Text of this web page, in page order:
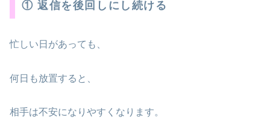
① 返信を後回しにし続ける
忙しい日があっても、
何日も放置すると、
相手は不安になりやすくなります。